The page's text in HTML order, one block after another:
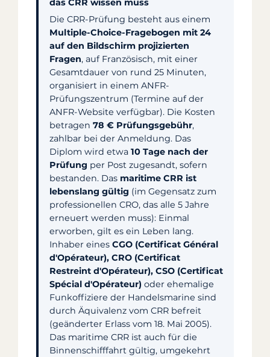
das CRR wissen muss
Die CRR-Prüfung besteht aus einem
Multiple-Choice-Fragebogen mit 24
auf den Bildschirm projizierten
Fragen, auf Französisch, mit einer
Gesamtdauer von rund 25 Minuten,
organisiert in einem ANFR-
Prüfungszentrum (Termine auf der
ANFR-Website verfügbar). Die Kosten
betragen 78 € Prüfungsgebühr,
zahlbar bei der Anmeldung. Das
Diplom wird etwa 10 Tage nach der
Prüfung per Post zugesandt, sofern
bestanden. Das maritime CRR ist
lebenslang gültig (im Gegensatz zum
professionellen CRO, das alle 5 Jahre
erneuert werden muss): Einmal
erworben, gilt es ein Leben lang.
Inhaber eines CGO (Certificat Général
d'Opérateur), CRO (Certificat
Restreint d'Opérateur), CSO (Certificat
Spécial d'Opérateur) oder ehemalige
Funkoffiziere der Handelsmarine sind
durch Äquivalenz vom CRR befreit
(geänderter Erlass vom 18. Mai 2005).
Das maritime CRR ist auch für die
Binnenschifffahrt gültig, umgekehrt